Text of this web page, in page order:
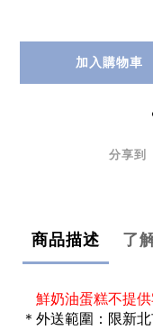
加入購物車
分享到
商品描述 了
鮮奶油蛋糕不提
＊外送範圍：限新